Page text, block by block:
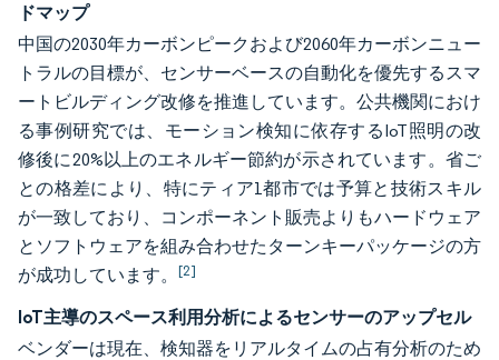
ドマップ
中国の2030年カーボンピークおよび2060年カーボンニュー
トラルの目標が、センサーベースの自動化を優先するスマ
ートビルディング改修を推進しています。公共機関におけ
る事例研究では、モーション検知に依存するIoT照明の改
修後に20%以上のエネルギー節約が示されています。省ご
との格差により、特にティア1都市では予算と技術スキル
が一致しており、コンポーネント販売よりもハードウェア
とソフトウェアを組み合わせたターンキーパッケージの方
が成功しています。 [2]
IoT主導のスペース利用分析によるセンサーのアップセル
ベンダーは現在、検知器をリアルタイムの占有分析のため